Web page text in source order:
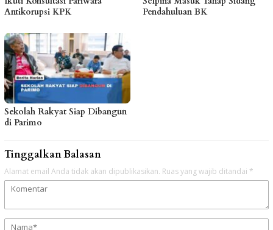
Antikorupsi KPK
Pendahuluan BK
Sekolah Rakyat Siap Dibangun
di Parimo
Tinggalkan Balasan
Alamat email Anda tidak akan dipublikasikan. Ruas yang wajib ditandai *